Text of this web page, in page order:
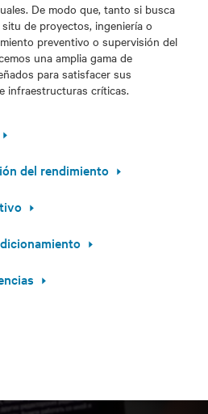
De modo que, tanto si busca
de proyectos, ingeniería o
preventivo o supervisión del
una amplia gama de
para satisfacer sus
infraestructuras críticas.
del rendimiento